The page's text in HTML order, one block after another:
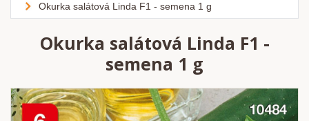
Okurka salátová Linda F1 - semena 1 g
Okurka salátová Linda F1 -
semena 1 g